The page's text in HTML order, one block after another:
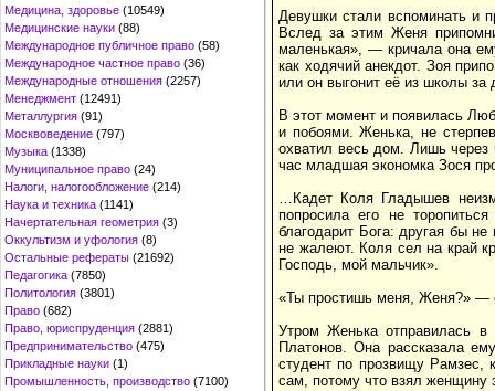
Медицина, здоровье (10549)
Медицинские науки (88)
Международное публичное право (58)
Международное частное право (36)
Международные отношения (2257)
Менеджмент (12491)
Металлургия (91)
Москвоведение (797)
Музыка (1338)
Муниципальное право (24)
Налоги, налогообложение (214)
Наука и техника (1141)
Начертательная геометрия (3)
Оккультизм и уфология (8)
Остальные рефераты (21692)
Педагогика (7850)
Политология (3801)
Право (682)
Право, юриспруденция (2881)
Предпринимательство (475)
Прикладные науки (1)
Промышленность, производство (7100)
Девушки стали вспоминать и
Вслед за этим Женя
маленькая», — кричала она
как ходячий анекдот. Зоя
или он выгонит её из школы за
В этот момент и появилась
и побоями. Женька, не
охватил весь дом. Лишь
час младшая экономка Зося
…Кадет Коля Гладышев
попросила его не
благодарит Бога: другая бы
не жалеют. Коля сел на край
Господь, мой мальчик».
«Ты простишь меня, Женя?» —
Утром Женька отправилась в
Платонов. Она рассказала
студент по прозвищу Рамзес,
сам, потому что взял женщину